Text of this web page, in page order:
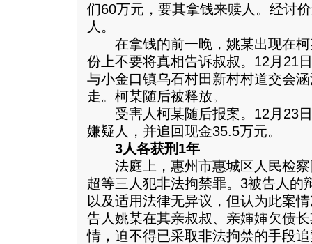
们60万元，要其拿钱来赎人。经讨
人。
在拿钱的前一晚，姚某出现在柯
份上不要将真相告诉叔叔。12月21
与小金口镇乌石村田新村村道交会
走。柯某随后被释放。
受害人柯某随后报案。12月23日
嫌疑人，并追回现金35.5万元。
3人各获刑1年
法庭上，惠州市惠城区人民检察
超等三人犯非法拘禁罪。3被告人的
以及适用法律无异议，但认为此案
告人姚某在其亲叔叔、亲婶婶欠债
情，迫不得已采取非法拘禁的手段